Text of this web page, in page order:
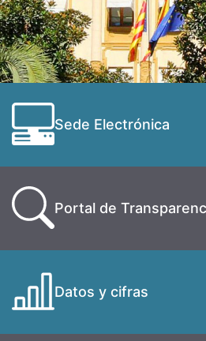
Sede Electrónica
Portal de
Datos y cifras